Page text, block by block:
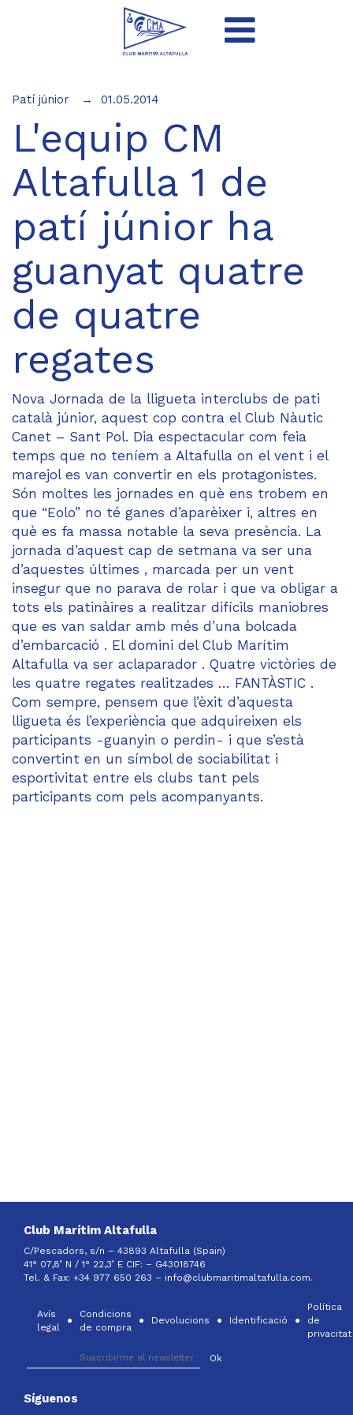
Patí júnior 01.05.2014
L'equip CM
Altafulla 1 de
patí júnior ha
guanyat quatre
de quatre
regates
Nova Jornada de la lligueta interclubs de pati
català júnior, aquest cop contra el Club Nàutic
Canet – Sant Pol. Dia espectacular com feia
temps que no teníem a Altafulla on el vent i el
marejol es van convertir en els protagonistes.
Són moltes les jornades en què ens trobem en
que “Eolo” no té ganes d’aparèixer i, altres en
què es fa massa notable la seva presència. La
jornada d’aquest cap de setmana va ser una
d’aquestes últimes , marcada per un vent
insegur que no parava de rolar i que va obligar a
tots els patinàires a realitzar difícils maniobres
que es van saldar amb més d’una bolcada
d’embarcació . El domini del Club Marítim
Altafulla va ser aclaparador . Quatre victòries de
les quatre regates realitzades … FANTÀSTIC .
Com sempre, pensem que l’èxit d’aquesta
lligueta és l’experiència que adquireixen els
participants -guanyin o perdin- i que s’està
convertint en un símbol de sociabilitat i
esportivitat entre els clubs tant pels
participants com pels acompanyants.
Club Marítim Altafulla
C/Pescadors, s/n – 43893 Altafulla (Spain)
41° 07,8’ N / 1° 22,3’ E CIF: – G43018746
Tel. & Fax: +34 977 650 263 – info@clubmaritimaltafulla.com.
Avís
legal
Condicions
de compra
Devolucions Identificació
Política
de
privacitat
Síguenos